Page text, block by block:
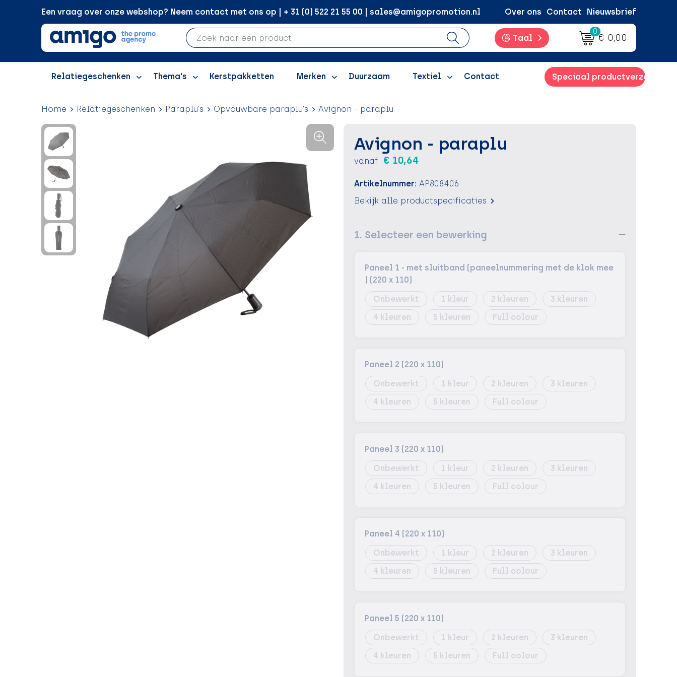
Een vraag over onze webshop? Neem contact met ons op | + 31 (0) 522 21 55 00 | sales@amigopromotion.nl Over ons Contact Nieuwsbrief
Taal
0
€ 0,00
Relatiegeschenken Thema's Kerstpakketten Merken Duurzaam Textiel Contact Speciaal productverzoek
Home Relatiegeschenken Paraplu's Opvouwbare paraplu's Avignon - paraplu
Avignon - paraplu
vanaf € 10,64
Artikelnummer: AP808406
Bekijk alle productspecificaties
1. Selecteer een bewerking
Paneel 1 - met sluitband (paneelnummering met de klok mee
) (220 x 110)
Onbewerkt
1 2
3
4
5 Full colour
Paneel 2 (220 x 110)
Onbewerkt
1 2
3
4
5 Full colour
Paneel 3 (220 x 110)
Onbewerkt
1 2
3
4
5 Full colour
Paneel 4 (220 x 110)
Onbewerkt
1 2
3
4
5 Full colour
Paneel 5 (220 x 110)
Onbewerkt
1 2
3
4
5 Full colour